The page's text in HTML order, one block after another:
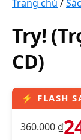
Trang chủ /
Try!
CD)
360.000₫